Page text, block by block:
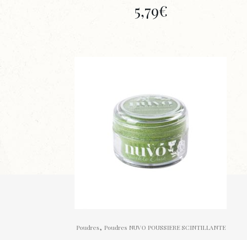
5,79€
Poudres, Poudres NUVO POUSSIERE SCINTILLANTE